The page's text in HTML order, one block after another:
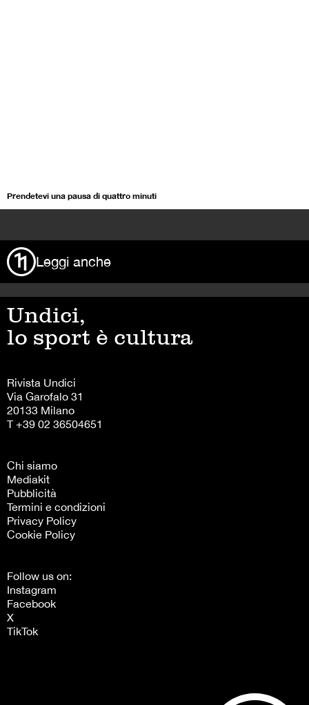
Prendetevi una pausa di quattro minuti
Leggi anche
Undici,
lo sport è cultura
Rivista Undici
Via Garofalo 31
20133 Milano
T +39 02 36504651
Chi siamo
Mediakit
Pubblicità
Termini e condizioni
Privacy Policy
Cookie Policy
Follow us on:
Instagram
Facebook
X
TikTok